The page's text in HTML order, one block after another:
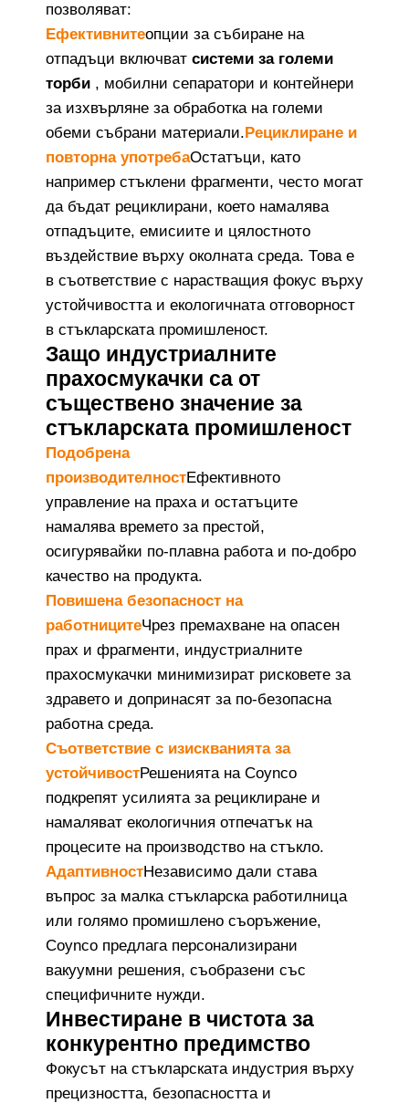
позволяват:
Ефективнитеопции за събиране на
отпадъци включват системи за големи
торби , мобилни сепаратори и контейнери
за изхвърляне за обработка на големи
обеми събрани материали.Рециклиране и
повторна употребаОстатъци, като
например стъклени фрагменти, често могат
да бъдат рециклирани, което намалява
отпадъците, емисиите и цялостното
въздействие върху околната среда. Това е
в съответствие с нарастващия фокус върху
устойчивостта и екологичната отговорност
в стъкларската промишленост.
Защо индустриалните
прахосмукачки са от
съществено значение за
стъкларската промишленост
Подобрена
производителностЕфективното
управление на праха и остатъците
намалява времето за престой,
осигурявайки по-плавна работа и по-добро
качество на продукта.
Повишена безопасност на
работницитеЧрез премахване на опасен
прах и фрагменти, индустриалните
прахосмукачки минимизират рисковете за
здравето и допринасят за по-безопасна
работна среда.
Съответствие с изискванията за
устойчивостРешенията на Coynco
подкрепят усилията за рециклиране и
намаляват екологичния отпечатък на
процесите на производство на стъкло.
АдаптивностНезависимо дали става
въпрос за малка стъкларска работилница
или голямо промишлено съоръжение,
Coynco предлага персонализирани
вакуумни решения, съобразени със
специфичните нужди.
Инвестиране в чистота за
конкурентно предимство
Фокусът на стъкларската индустрия върху
прецизността, безопасността и